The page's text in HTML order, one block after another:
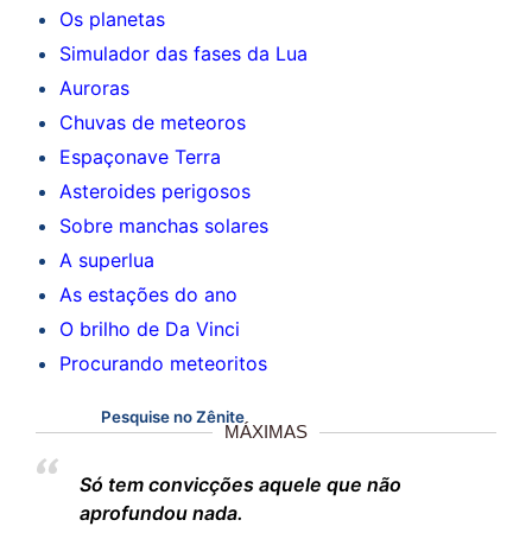
Os planetas
Simulador das fases da Lua
Auroras
Chuvas de meteoros
Espaçonave Terra
Asteroides perigosos
Sobre manchas solares
A superlua
As estações do ano
O brilho de Da Vinci
Procurando meteoritos
Pesquise no Zênite
MÁXIMAS
Só tem convicções aquele que não
aprofundou nada.